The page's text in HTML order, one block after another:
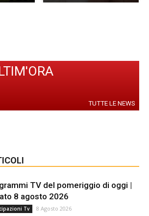
TUTTE LE NEWS
TV del pomeriggio di oggi |
8 agosto 2026
Tv 8 Agosto 2026